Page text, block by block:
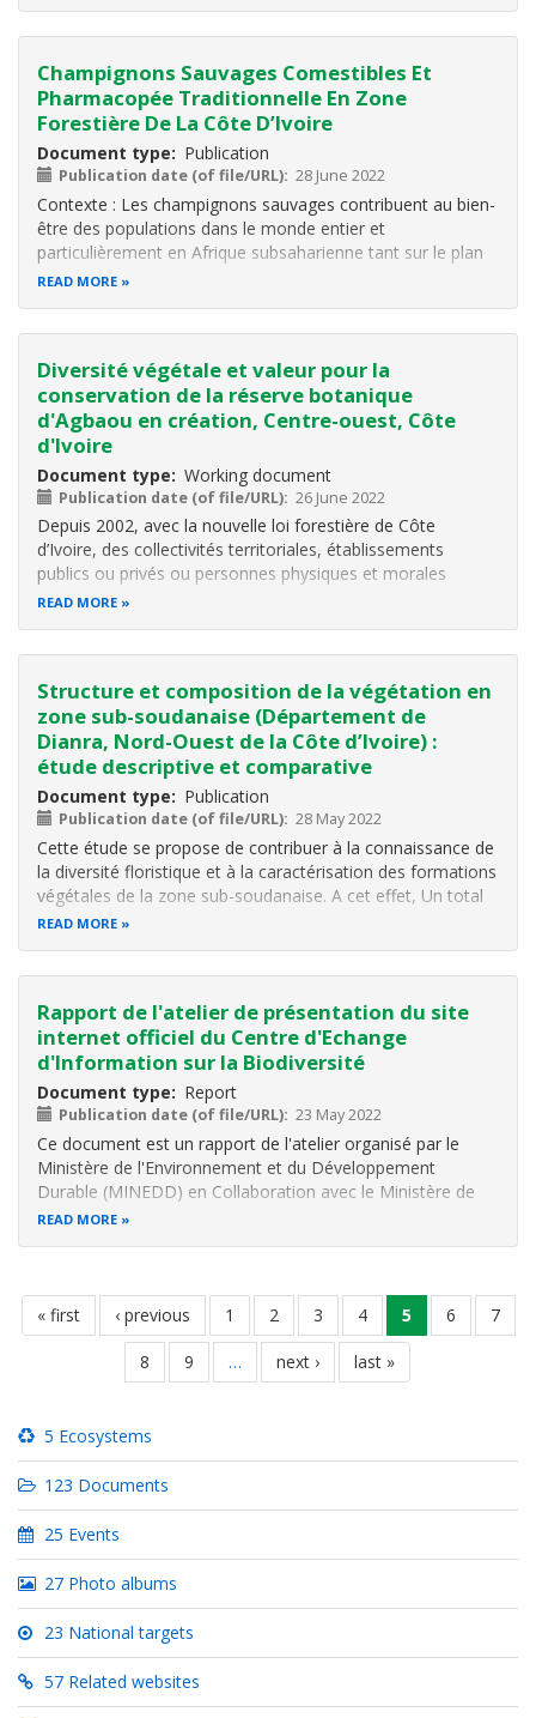
Champignons Sauvages Comestibles Et
Pharmacopée Traditionnelle En Zone
Forestière De La Côte D’Ivoire
Document type Publication
Publication date (of file/URL) 28 June 2022
Contexte : Les champignons sauvages contribuent au bien-
être des populations dans le monde entier et
particulièrement en Afrique subsaharienne tant sur le plan
nutritionnel que médicinal. Cette étude est une contribution
READ MORE
Diversité végétale et valeur pour la
conservation de la réserve botanique
d'Agbaou en création, Centre-ouest, Côte
d'Ivoire
Document type Working document
Publication date (of file/URL) 26 June 2022
Depuis 2002, avec la nouvelle loi forestière de Côte
d’Ivoire, des collectivités territoriales, établissements
publics ou privés ou personnes physiques et morales
peuvent solliciter la création d’aires protégées : Réserve
READ MORE
Structure et composition de la végétation en
zone sub-soudanaise (Département de
Dianra, Nord-Ouest de la Côte d’Ivoire) :
étude descriptive et comparative
Document type Publication
Publication date (of file/URL) 28 May 2022
Cette étude se propose de contribuer à la connaissance de
la diversité floristique et à la caractérisation des formations
végétales de la zone sub-soudanaise. A cet effet, Un total
de 102 placettes d’une superficie de 400 m² chacune ont
Leur richesse floristique
READ MORE
Rapport de l'atelier de présentation du site
internet officiel du Centre d'Echange
d'Information sur la Biodiversité
Document type Report
Publication date (of file/URL) 23 May 2022
Ce document est un rapport de l'atelier organisé par le
Ministère de l'Environnement et du Développement
Durable (MINEDD) en Collaboration avec le Ministère de
l'Enseignement Supérieur et de la Recherche Scientifique, à
READ MORE
Pagination
first
page
« first
previous
page
‹ previous page
1 page
2 page
3 page
4
current
page
5 page
6 page
7
page
8 page
9 …
next
page
next ›
last
page
last »
5 Ecosystems
123 Documents
25 Events
27 Photo albums
23 National targets
57 Related websites